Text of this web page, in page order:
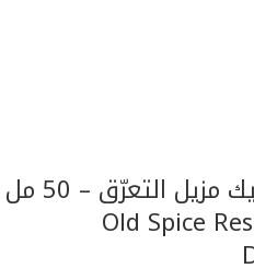
Old Spice Restart ستيك مزيل التعرّق – 50 مل
| Old Spice